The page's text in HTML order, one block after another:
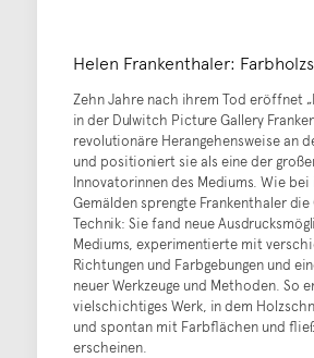
Helen Frankenthaler:
Zehn Jahre nach ihrem Tod eröffnet
in der Dulwitch Picture Gallery
revolutionäre Herangehensweise an
und positioniert sie als eine der
Innovatorinnen des Mediums. Wie
Gemälden sprengte Frankenthaler die
Technik: Sie fand neue
Mediums, experimentierte mit
Richtungen und Farbgebungen und
neuer Werkzeuge und Methoden. So
vielschichtiges Werk, in dem
und spontan mit Farbflächen und
erscheinen.